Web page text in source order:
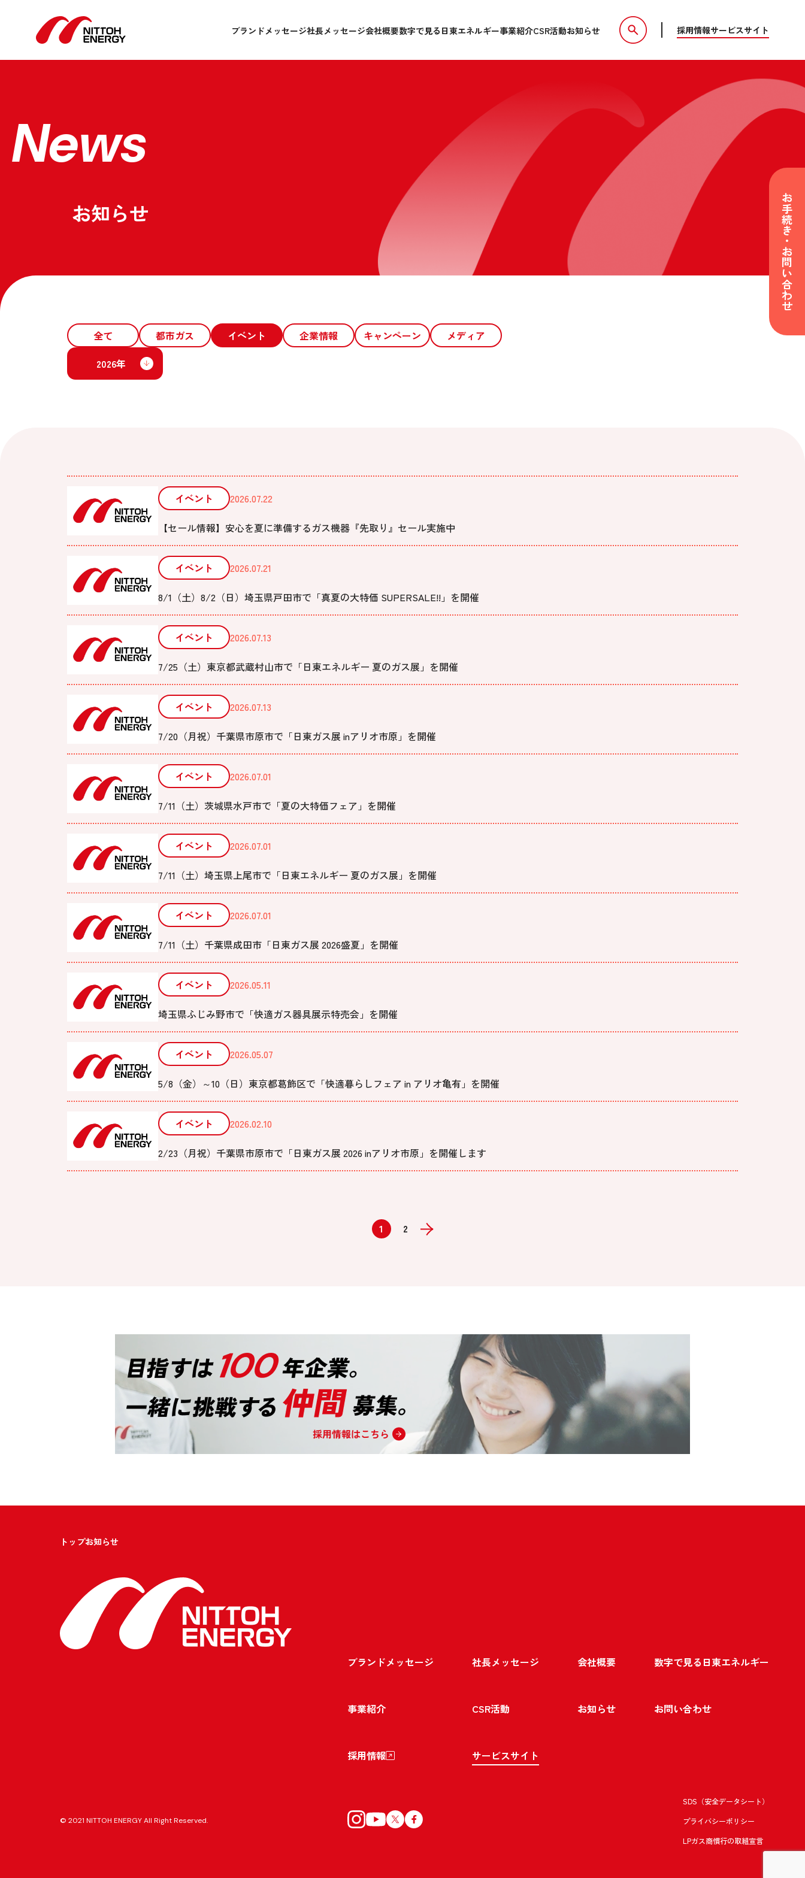
ブランドメッセージ社長メッセージ会社概要数字で見る日東エネルギー事業紹介CSR活動お知らせ 採用情報サービスサイト
News
お知らせ
全て 都市ガス イベント 企業情報 キャンペーン
メディア
2026年
イベント 2026.07.22
【セール情報】安心を夏に準備するガス機器『先取り』セール実施中
イベント 2026.07.21
8/1（土）8/2（日）埼玉県戸田市で「真夏の大特価 SUPERSALE!!」を開催
イベント 2026.07.13
7/25（土）東京都武蔵村山市で「日東エネルギー 夏のガス展」を開催
イベント 2026.07.13
7/20（月祝）千葉県市原市で「日東ガス展 inアリオ市原」を開催
イベント 2026.07.01
7/11（土）茨城県水戸市で「夏の大特価フェア」を開催
イベント 2026.07.01
7/11（土）埼玉県上尾市で「日東エネルギー 夏のガス展」を開催
イベント 2026.07.01
7/11（土）千葉県成田市「日東ガス展 2026盛夏」を開催
イベント 2026.05.11
埼玉県ふじみ野市で「快適ガス器具展示特売会」を開催
イベント 2026.05.07
5/8（金）～10（日）東京都葛飾区で「快適暮らしフェア in アリオ亀有」を開催
イベント 2026.02.10
2/23（月祝）千葉県市原市で「日東ガス展 2026 inアリオ市原」を開催します
1 2
トップお知らせ
ブランドメッセージ 社長メッセージ 会社概要 数字で見る日東エネルギー
事業紹介 CSR活動 お知らせ お問い合わせ
採用情報 サービスサイト
© 2021 NITTOH ENERGY All Right Reserved.
SDS（安全データシート）
プライバシーポリシー
LPガス商慣行の取組宣言
お手続き・お問い合わせ